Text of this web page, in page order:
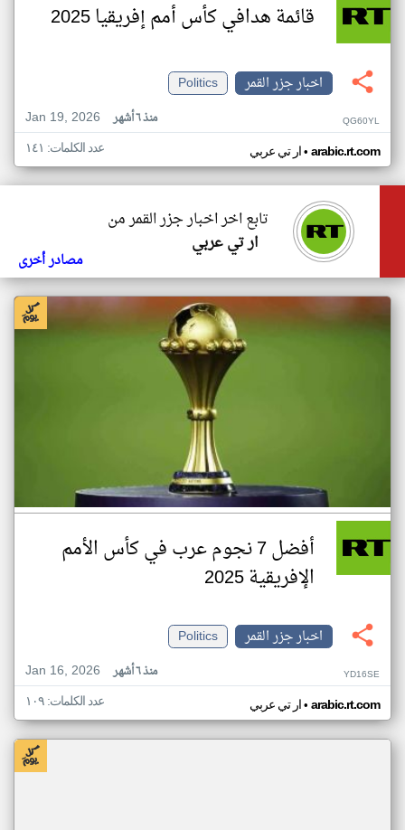
قائمة هدافي كأس أمم إفريقيا 2025
اخبار جزر القمر
Politics
Jan 19, 2026
منذ ٦ أشهر QG60YL
ار تي عربي• arabic.rt.com عدد الكلمات: ١٤١
تابع اخر اخبار جزر القمر من
ار تي عربي
مصادر أخرى
أفضل 7 نجوم عرب في كأس الأمم
الإفريقية 2025
اخبار جزر القمر
Politics
Jan 16, 2026
منذ ٦ أشهر YD16SE
ار تي عربي• arabic.rt.com عدد الكلمات: ١٠٩